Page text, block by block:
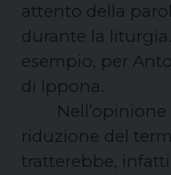
attento della
durante la
esempio, per
di Ippona.
Nell’opinione
riduzione del
tratterebbe,